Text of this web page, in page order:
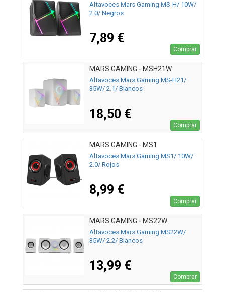
Altavoces Mars Gaming MS-H/ 10W/
2.0/ Negros
7,89 €
Comprar
MARS GAMING - MSH21W
Altavoces Mars Gaming MS-H21/
35W/ 2.1/ Blancos
18,50 €
Comprar
MARS GAMING - MS1
Altavoces Mars Gaming MS1/ 10W/
2.0/ Rojos
8,99 €
Comprar
MARS GAMING - MS22W
Altavoces Mars Gaming MS22W/
35W/ 2.2/ Blancos
13,99 €
Comprar